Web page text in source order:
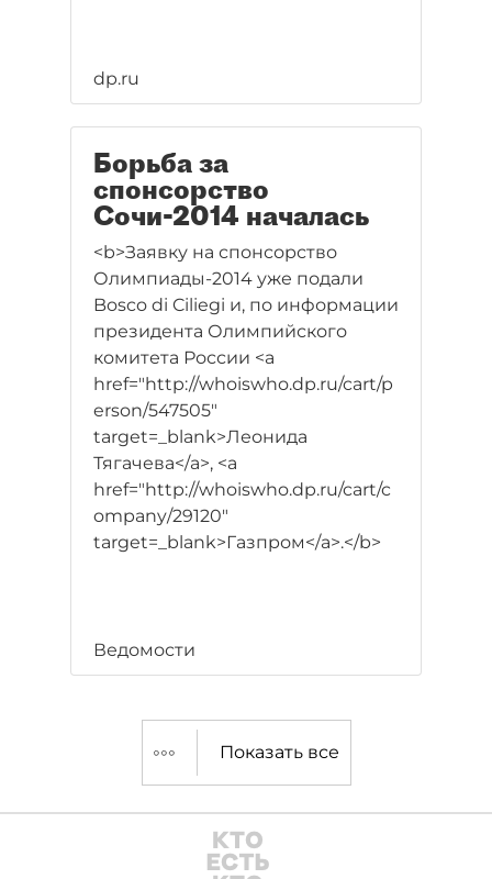
dp.ru
Борьба за
спонсорство
Сочи-2014 началась
<b>Заявку на спонсорство
Олимпиады-2014 уже подали
Bosco di Ciliegi и, по информации
президента Олимпийского
комитета России <a
href="http://whoiswho.dp.ru/cart/p
erson/547505"
target=_blank>Леонида
Тягачева</a>, <a
href="http://whoiswho.dp.ru/cart/c
ompany/29120"
target=_blank>Газпром</a>.</b>
Ведомости
Показать все